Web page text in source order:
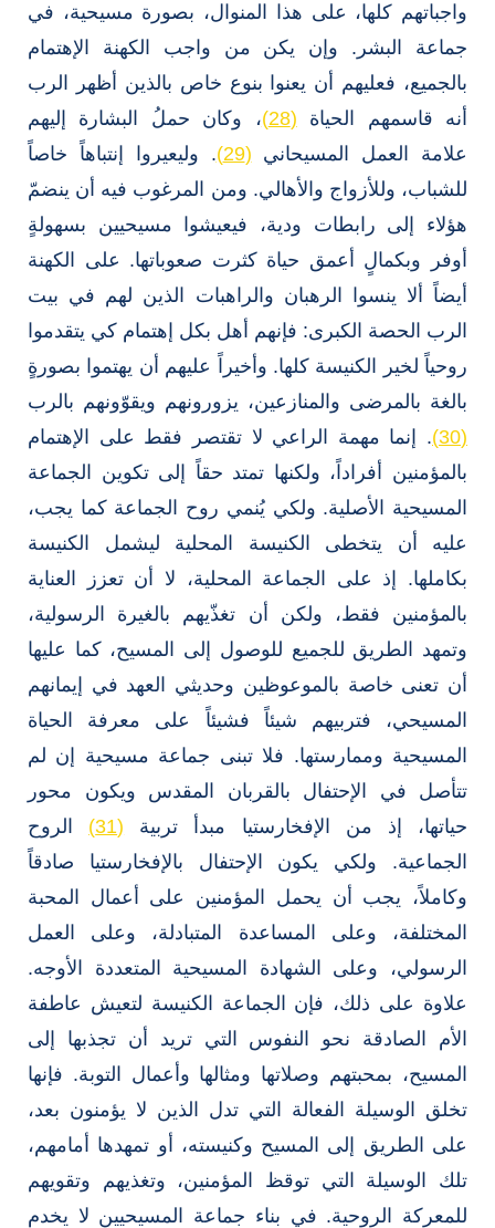
واجباتهم كلها، على هذا المنوال، بصورة مسيحية، في
جماعة البشر. وإن يكن من واجب الكهنة الإهتمام
بالجميع، فعليهم أن يعنوا بنوع خاص بالذين أظهر الرب
أنه قاسمهم الحياة (28)
، وكان حملُ البشارة إليهم
علامة العمل المسيحاني (29)
. وليعيروا إنتباهاً خاصاً
للشباب، وللأزواج والأهالي. ومن المرغوب فيه أن ينضمّ
هؤلاء إلى رابطات ودية، فيعيشوا مسيحيين بسهولةٍ
أوفر وبكمالٍ أعمق حياة كثرت صعوباتها. على الكهنة
أيضاً ألا ينسوا الرهبان والراهبات الذين لهم في بيت
الرب الحصة الكبرى: فإنهم أهل بكل إهتمام كي يتقدموا
روحياً لخير الكنيسة كلها. وأخيراً عليهم أن يهتموا بصورةٍ
بالغة بالمرضى والمنازعين، يزورونهم ويقوّونهم بالرب
(30)
. إنما مهمة الراعي لا تقتصر فقط على الإهتمام
بالمؤمنين أفراداً، ولكنها تمتد حقاً إلى تكوين الجماعة
المسيحية الأصلية. ولكي يُنمي روح الجماعة كما يجب،
عليه أن يتخطى الكنيسة المحلية ليشمل الكنيسة
بكاملها. إذ على الجماعة المحلية، لا أن تعزز العناية
بالمؤمنين فقط، ولكن أن تغذّيهم بالغيرة الرسولية،
وتمهد الطريق للجميع للوصول إلى المسيح، كما عليها
أن تعنى خاصة بالموعوظين وحديثي العهد في إيمانهم
المسيحي، فتربيهم شيئاً فشيئاً على معرفة الحياة
المسيحية وممارستها. فلا تبنى جماعة مسيحية إن لم
تتأصل في الإحتفال بالقربان المقدس ويكون محور
حياتها، إذ من الإفخارستيا مبدأ تربية (31)
الروح
الجماعية. ولكي يكون الإحتفال بالإفخارستيا صادقاً
وكاملاً، يجب أن يحمل المؤمنين على أعمال المحبة
المختلفة، وعلى المساعدة المتبادلة، وعلى العمل
الرسولي، وعلى الشهادة المسيحية المتعددة الأوجه.
علاوة على ذلك، فإن الجماعة الكنيسة لتعيش عاطفة
الأم الصادقة نحو النفوس التي تريد أن تجذبها إلى
المسيح، بمحبتهم وصلاتها ومثالها وأعمال التوبة. فإنها
تخلق الوسيلة الفعالة التي تدل الذين لا يؤمنون بعد،
على الطريق إلى المسيح وكنيسته، أو تمهدها أمامهم،
تلك الوسيلة التي توقظ المؤمنين، وتغذيهم وتقويهم
للمعركة الروحية. في بناء جماعة المسيحيين لا يخدم